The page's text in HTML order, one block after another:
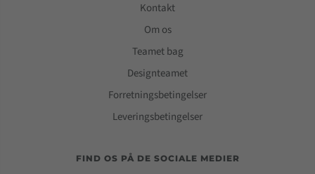
Kontakt
Om os
Teamet bag
Designteamet
Forretningsbetingelser
Leveringsbetingelser
FIND OS PÅ DE SOCIALE MEDIER